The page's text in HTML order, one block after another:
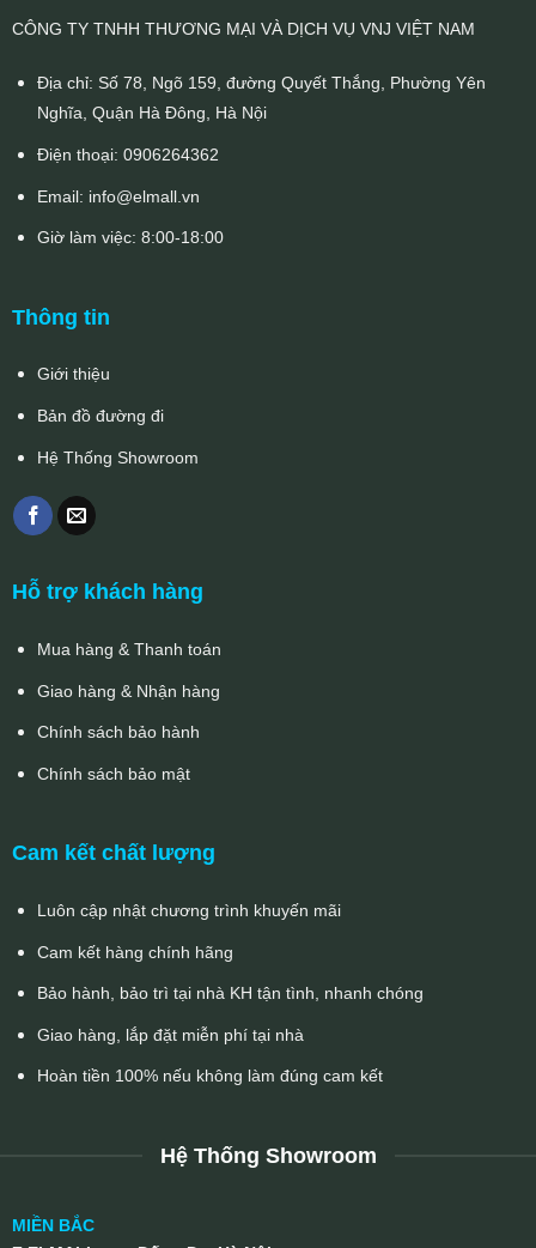
CÔNG TY TNHH THƯƠNG MẠI VÀ DỊCH VỤ VNJ VIỆT NAM
Địa chỉ: Số 78, Ngõ 159, đường Quyết Thắng, Phường Yên
Nghĩa, Quận Hà Đông, Hà Nội
Điện thoại: 0906264362
Email: info@elmall.vn
Giờ làm việc: 8:00-18:00
Thông tin
Giới thiệu
Bản đồ đường đi
Hệ Thống Showroom
Hỗ trợ khách hàng
Mua hàng & Thanh toán
Giao hàng & Nhận hàng
Chính sách bảo hành
Chính sách bảo mật
Cam kết chất lượng
Luôn cập nhật chương trình khuyến mãi
Cam kết hàng chính hãng
Bảo hành, bảo trì tại nhà KH tận tình, nhanh chóng
Giao hàng, lắp đặt miễn phí tại nhà
Hoàn tiền 100% nếu không làm đúng cam kết
Hệ Thống Showroom
MIỀN BẮC